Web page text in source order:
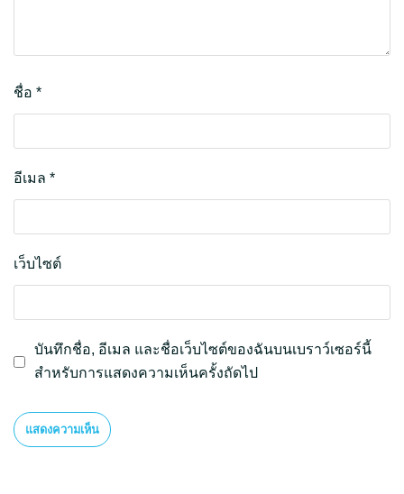
ชื่อ *
อีเมล *
เว็บไซต์
บันทึกชื่อ, อีเมล และชื่อเว็บไซต์ของฉันบนเบราว์เซอร์นี้
สำหรับการแสดงความเห็นครั้งถัดไป